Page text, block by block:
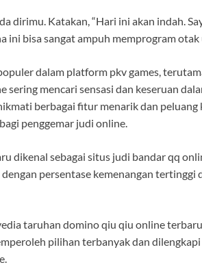
dirimu. Katakan, “Hari ini akan indah.
ini bisa sangat ampuh memprogram
dalam platform pkv games,
sering mencari sensasi dan keseruan
berbagai fitur menarik dan peluang
penggemar judi online.
dikenal sebagai situs judi bandar qq
persentase kemenangan tertinggi
taruhan domino qiu qiu online
pilihan terbanyak dan